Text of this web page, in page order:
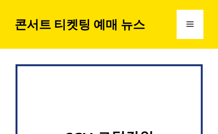
콘서트 티켓팅 예매 뉴스 메